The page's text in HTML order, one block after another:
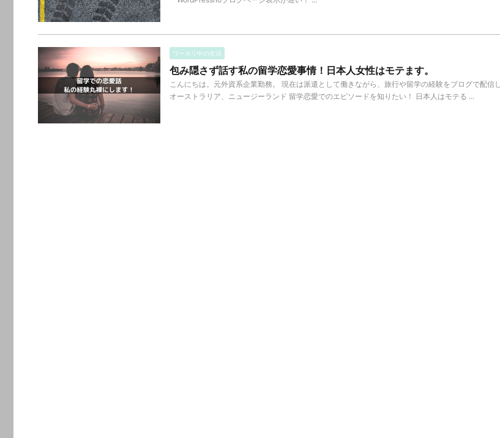
ワーホリ中の生活
包み隠さず話す私の留学恋愛事情！日本人女性はモテます。
こんにちは。元外資系企業勤務。 現在は派遣として働きながら、旅行や留学の経験をブログで配信
オーストラリア、ニュージーランド 留学恋愛でのエピソードを知りたい！ 日本人はモテる ...